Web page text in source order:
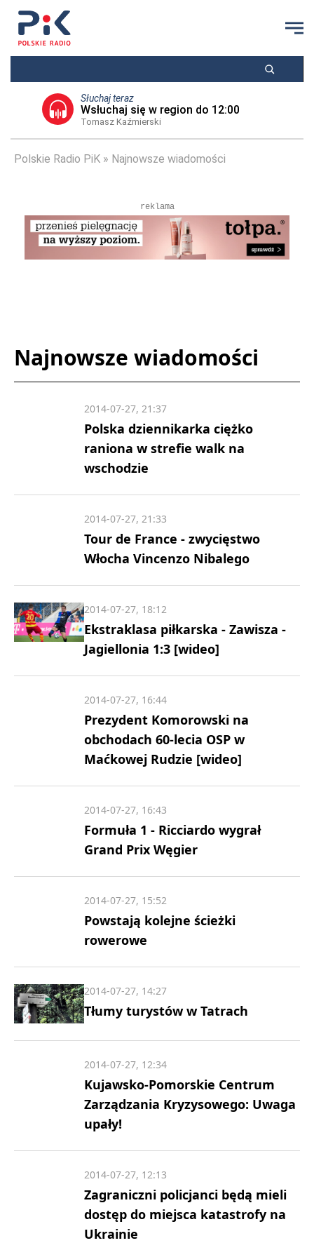
Słuchaj teraz
Wsłuchaj się w region do 12:00
Tomasz Kaźmierski
Polskie Radio PiK Najnowsze wiadomości
reklama
Najnowsze wiadomości
Polska dziennikarka ciężko
raniona w strefie walk na
wschodzie
2014-07-27, 21:37
Tour de France - zwycięstwo
Włocha Vincenzo Nibalego
2014-07-27, 21:33
Ekstraklasa piłkarska - Zawisza -
Jagiellonia 1:3 [wideo]
2014-07-27, 18:12
Prezydent Komorowski na
obchodach 60-lecia OSP w
Maćkowej Rudzie [wideo]
2014-07-27, 16:44
Formuła 1 - Ricciardo wygrał
Grand Prix Węgier
2014-07-27, 16:43
Powstają kolejne ścieżki
rowerowe
2014-07-27, 15:52
Tłumy turystów w Tatrach
2014-07-27, 14:27
Kujawsko-Pomorskie Centrum
Zarządzania Kryzysowego: Uwaga
upały!
2014-07-27, 12:34
Zagraniczni policjanci będą mieli
dostęp do miejsca katastrofy na
Ukrainie
2014-07-27, 12:13